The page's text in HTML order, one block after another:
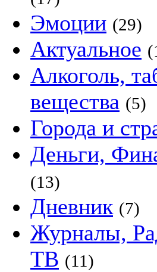
Эмоции (29)
Актуальное
Алкоголь,
вещества (5)
Города и
Деньги,
(13)
Дневник (7)
Журналы,
ТВ (11)